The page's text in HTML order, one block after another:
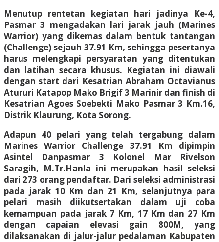
Menutup rentetan kegiatan hari jadinya Ke-4,
Pasmar 3 mengadakan lari jarak jauh (Marines
Warrior) yang dikemas dalam bentuk tantangan
(Challenge) sejauh 37.91 Km, sehingga pesertanya
harus melengkapi persyaratan yang ditentukan
dan latihan secara khusus. Kegiatan ini diawali
dengan start dari Kesatrian Abraham Octavianus
Atururi Katapop Mako Brigif 3 Marinir dan finish di
Kesatrian Agoes Soebekti Mako Pasmar 3 Km.16,
Distrik Klaurung, Kota Sorong.
Adapun 40 pelari yang telah tergabung dalam
Marines Warrior Challenge 37.91 Km dipimpin
Asintel Danpasmar 3 Kolonel Mar Rivelson
Saragih, M.Tr.Hanla ini merupakan hasil seleksi
dari 273 orang pendaftar. Dari seleksi administrasi
pada jarak 10 Km dan 21 Km, selanjutnya para
pelari masih diikutsertakan dalam uji coba
kemampuan pada jarak 7 Km, 17 Km dan 27 Km
dengan capaian elevasi gain 800M, yang
dilaksanakan di jalur-jalur pedalaman Kabupaten